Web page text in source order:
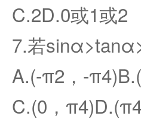
C.2D.0或1或2
7.若
A.(-π2，-
C.(0，